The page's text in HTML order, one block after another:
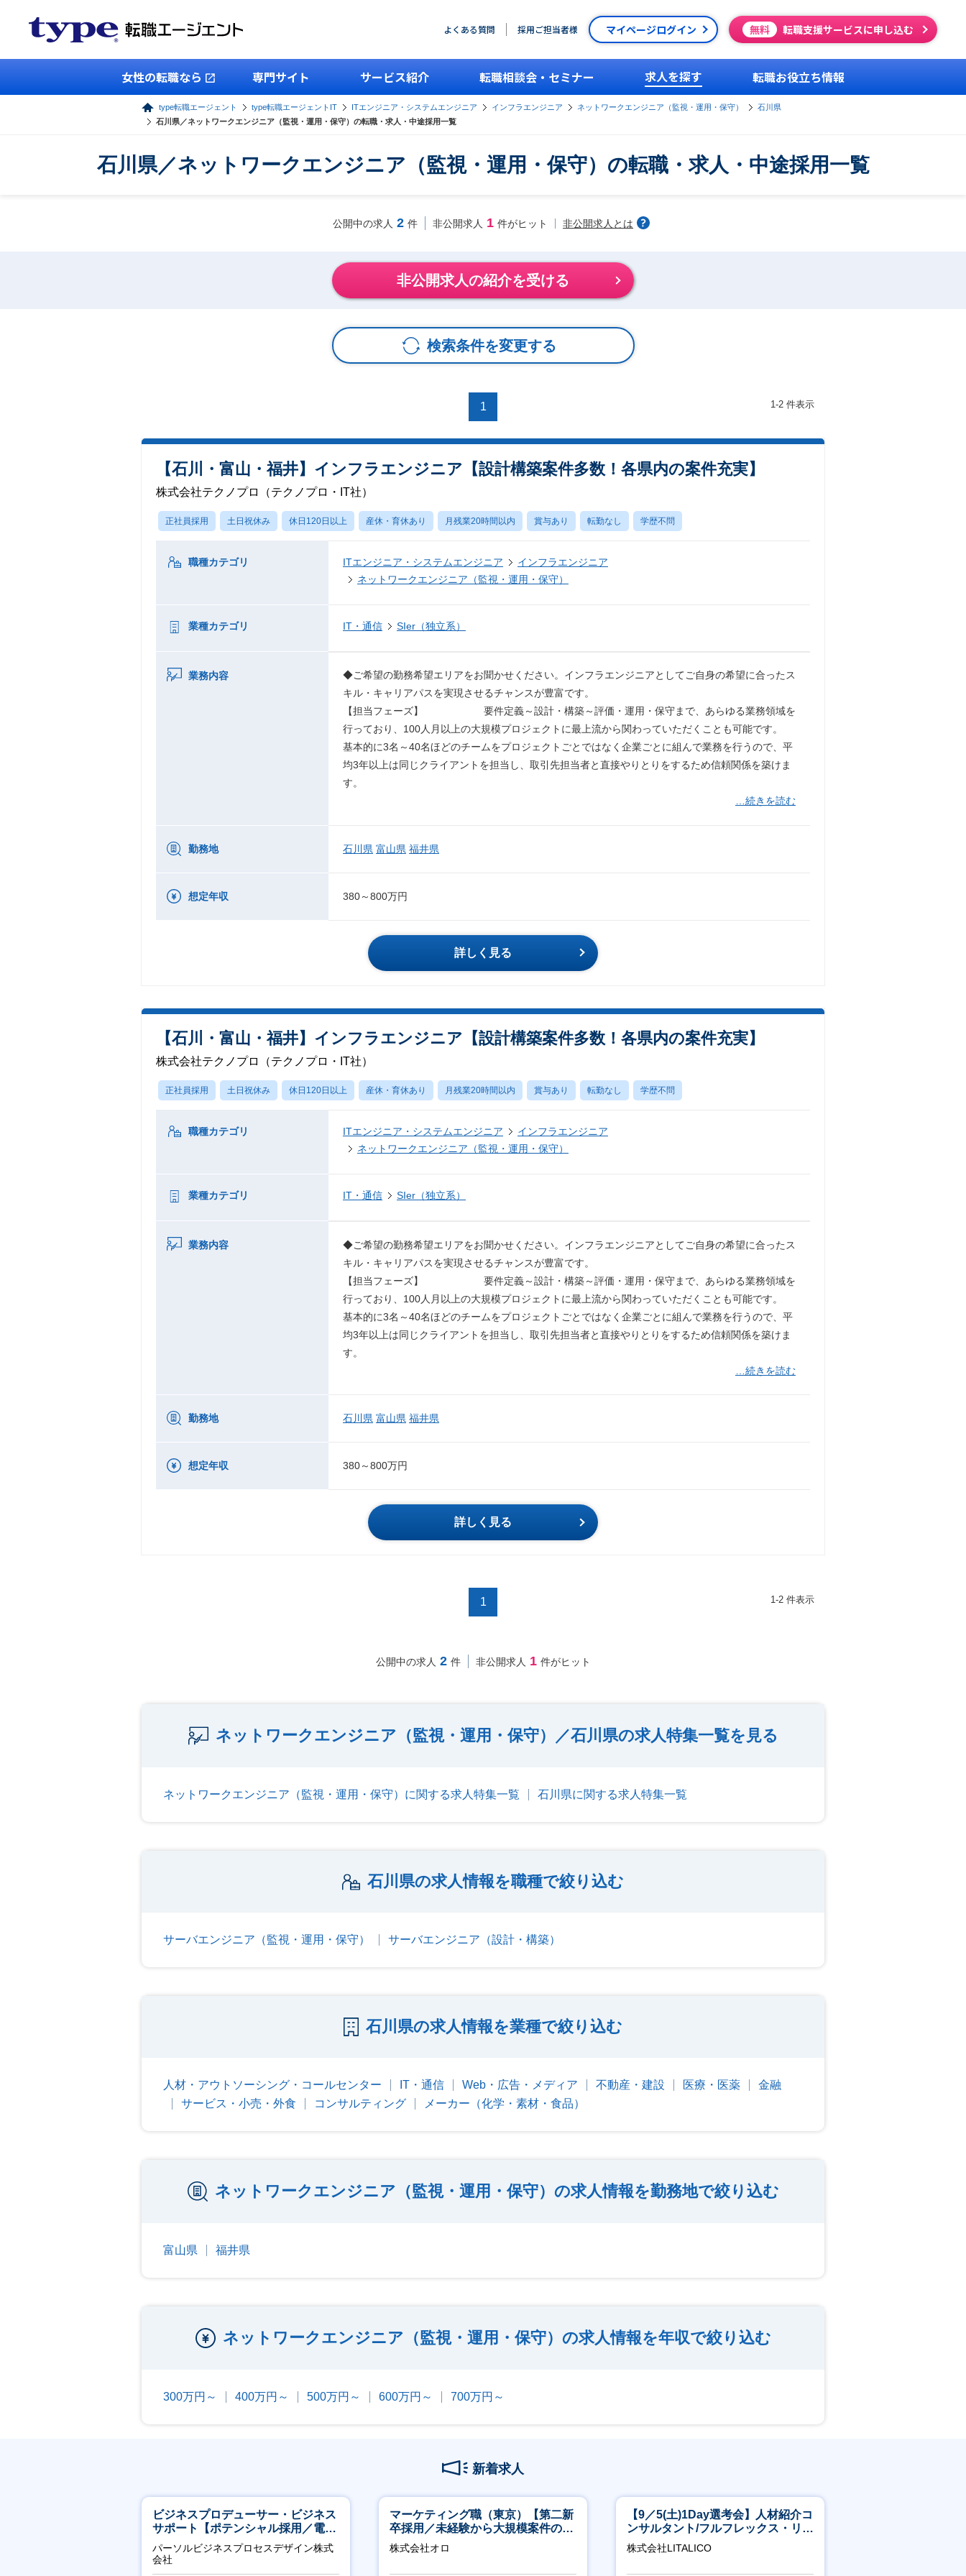
よくある質問 採用ご担当者様 マイページログイン 無料 転職支援サービスに申し込む
女性の転職なら 専門サイト サービス紹介 転職相談会・セミナー 求人を探す 転職お役立ち情報
type転職エージェント type転職エージェントIT ITエンジニア・システムエンジニア インフラエンジニア ネットワークエンジニア（監視・運用・保守）
石川県
石川県／ネットワークエンジニア（監視・運用・保守）の転職・求人・中途採用一覧
石川県／ネットワークエンジニア（監視・運用・保守）の転職・求人・中途採用一覧
公開中の求人 2 件 非公開求人 1 件がヒット 非公開求人とは
非公開求人の紹介を受ける
検索条件を変更する
1 1-2 件表示
【石川・富山・福井】インフラエンジニア【設計構築案件多数！各県内の案件充実】
株式会社テクノプロ（テクノプロ・IT社）
正社員採用 土日祝休み 休日120日以上 産休・育休あり 月残業20時間以内 賞与あり 転勤なし 学歴不問
職種カテゴリ ITエンジニア・システムエンジニア
インフラエンジニア
ネットワークエンジニア（監視・運用・保守）
業種カテゴリ IT・通信 SIer（独立系）
業務内容
◆ご希望の勤務希望エリアをお聞かせください。インフラエンジニアとしてご自身の希望に合ったス
キル・キャリアパスを実現させるチャンスが豊富です。
【担当フェーズ】 要件定義～設計・構築～評価・運用・保守まで、あらゆる業務領域を
行っており、100人月以上の大規模プロジェクトに最上流から関わっていただくことも可能です。
基本的に3名～40名ほどのチームをプロジェクトごとではなく企業ごとに組んで業務を行うので、平
均3年以上は同じクライアントを担当し、取引先担当者と直接やりとりをするため信頼関係を築けま
す。
…続きを読む
勤務地 石川県 富山県 福井県
想定年収 380～800万円
詳しく見る
【石川・富山・福井】インフラエンジニア【設計構築案件多数！各県内の案件充実】
株式会社テクノプロ（テクノプロ・IT社）
正社員採用 土日祝休み 休日120日以上 産休・育休あり 月残業20時間以内 賞与あり 転勤なし 学歴不問
職種カテゴリ ITエンジニア・システムエンジニア
インフラエンジニア
ネットワークエンジニア（監視・運用・保守）
業種カテゴリ IT・通信 SIer（独立系）
業務内容
◆ご希望の勤務希望エリアをお聞かせください。インフラエンジニアとしてご自身の希望に合ったス
キル・キャリアパスを実現させるチャンスが豊富です。
【担当フェーズ】 要件定義～設計・構築～評価・運用・保守まで、あらゆる業務領域を
行っており、100人月以上の大規模プロジェクトに最上流から関わっていただくことも可能です。
基本的に3名～40名ほどのチームをプロジェクトごとではなく企業ごとに組んで業務を行うので、平
均3年以上は同じクライアントを担当し、取引先担当者と直接やりとりをするため信頼関係を築けま
す。
…続きを読む
勤務地 石川県 富山県 福井県
想定年収 380～800万円
詳しく見る
1 1-2 件表示
公開中の求人 2 件 非公開求人 1 件がヒット
ネットワークエンジニア（監視・運用・保守）／石川県の求人特集一覧を見る
ネットワークエンジニア（監視・運用・保守）に関する求人特集一覧 石川県に関する求人特集一覧
石川県の求人情報を職種で絞り込む
サーバエンジニア（監視・運用・保守） サーバエンジニア（設計・構築）
石川県の求人情報を業種で絞り込む
人材・アウトソーシング・コールセンター IT・通信 Web・広告・メディア 不動産・建設 医療・医薬
金融
サービス・小売・外食
コンサルティング メーカー（化学・素材・食品）
ネットワークエンジニア（監視・運用・保守）の求人情報を勤務地で絞り込む
富山県 福井県
ネットワークエンジニア（監視・運用・保守）の求人情報を年収で絞り込む
300万円～ 400万円～ 500万円～ 600万円～ 700万円～
新着求人
ビジネスプロデューサー・ビジネス
サポート【ポテンシャル採用／電
力・ガス等の民間向けプロジェクト
推進】
パーソルビジネスプロセスデザイン株式
会社
マーケティング職（東京）【第二新
卒採用／未経験から大規模案件のマ
ーケティングが経験できる／研修充
実】
株式会社オロ
【9／5(土)1Day選考会】人材紹介コ
ンサルタント/フルフレックス・リモ
ート/育休最長6年取得可
株式会社LITALICO